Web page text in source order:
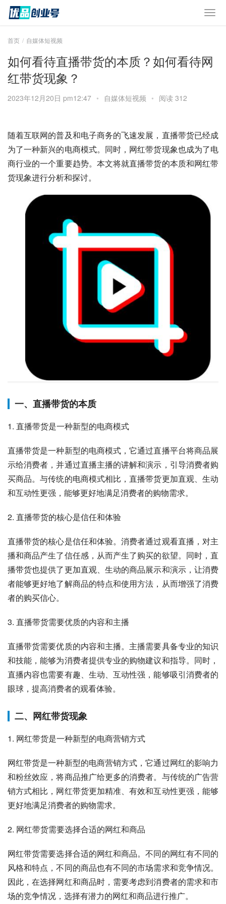
首页 自媒体短视频
如何看待直播带货的本质？如何看待网
红带货现象？
2023年12月20日 pm12:47 • 自媒体短视频 • 阅读 312
随着互联网的普及和电子商务的飞速发展，直播带货已经成
为了一种新兴的电商模式。同时，网红带货现象也成为了电
商行业的一个重要趋势。本文将就直播带货的本质和网红带
货现象进行分析和探讨。
一、直播带货的本质
1. 直播带货是一种新型的电商模式
直播带货是一种新型的电商模式，它通过直播平台将商品展
示给消费者，并通过直播主播的讲解和演示，引导消费者购
买商品。与传统的电商模式相比，直播带货更加直观、生动
和互动性更强，能够更好地满足消费者的购物需求。
2. 直播带货的核心是信任和体验
直播带货的核心是信任和体验。消费者通过观看直播，对主
播和商品产生了信任感，从而产生了购买的欲望。同时，直
播带货也提供了更加直观、生动的商品展示和演示，让消费
者能够更好地了解商品的特点和使用方法，从而增强了消费
者的购买信心。
3. 直播带货需要优质的内容和主播
直播带货需要优质的内容和主播。主播需要具备专业的知识
和技能，能够为消费者提供专业的购物建议和指导。同时，
直播内容也需要有趣、生动、互动性强，能够吸引消费者的
眼球，提高消费者的观看体验。
二、网红带货现象
1. 网红带货是一种新型的电商营销方式
网红带货是一种新型的电商营销方式，它通过网红的影响力
和粉丝效应，将商品推广给更多的消费者。与传统的广告营
销方式相比，网红带货更加精准、有效和互动性更强，能够
更好地满足消费者的购物需求。
2. 网红带货需要选择合适的网红和商品
网红带货需要选择合适的网红和商品。不同的网红有不同的
风格和特点，不同的商品也有不同的市场需求和竞争情况。
因此，在选择网红和商品时，需要考虑到消费者的需求和市
场的竞争情况，选择有潜力的网红和商品进行推广。